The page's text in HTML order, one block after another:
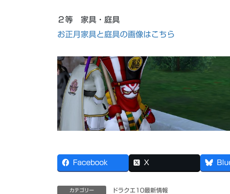
２等 家具・庭具
お正月家具と庭具の画像はこちら
Facebook X
カテゴリー ドラクエ10最新情報